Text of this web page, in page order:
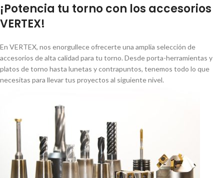
¡Potencia tu torno con los accesorios
VERTEX!
En VERTEX, nos enorgullece ofrecerte una amplia selección de
accesorios de alta calidad para tu torno. Desde porta-herramientas y
platos de torno hasta lunetas y contrapuntos, tenemos todo lo que
necesitas para llevar tus proyectos al siguiente nivel.